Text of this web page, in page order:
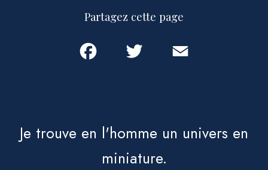
Partagez cette page
Je trouve en l'homme un univers en
miniature.